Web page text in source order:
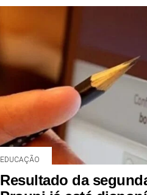
EDUCAÇÃO
Resultado da